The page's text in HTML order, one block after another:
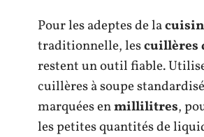
Pour les adeptes de la
traditionnelle, lescuillères
restent un outil fiable.
cuillères à soupe
marquées enmillilitres,
les petites quantités de